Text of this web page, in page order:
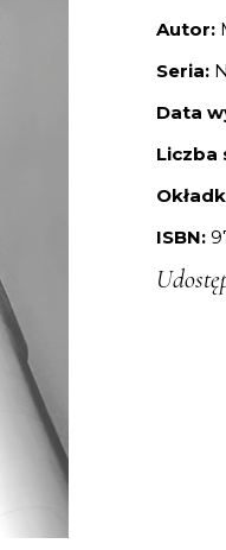
Autor:
Seria:
Data
Liczba
ISBN: